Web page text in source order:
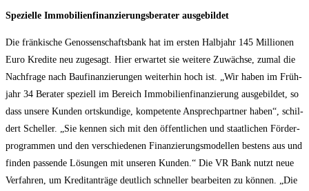
Spe­zi­el­le Immo­bi­li­en­fi­nan­zie­rungs­be­ra­ter ausgebildet
Die frän­ki­sche Genos­sen­schafts­bank hat im ers­ten Halb­jahr 145 Mil­lio­nen
Euro Kre­di­te neu zuge­sagt. Hier erwar­tet sie wei­te­re Zuwäch­se, zumal die
Nach­fra­ge nach Bau­fi­nan­zie­run­gen wei­ter­hin hoch ist. „Wir haben im Früh­
jahr 34 Bera­ter spe­zi­ell im Bereich Immo­bi­li­en­fi­nan­zie­rung aus­ge­bil­det, so
dass unse­re Kun­den orts­kun­di­ge, kom­pe­ten­te Ansprech­part­ner haben“, schil­
dert Schel­ler. „Sie ken­nen sich mit den öffent­li­chen und staat­li­chen För­der­
pro­gram­men und den ver­schie­de­nen Finan­zie­rungs­mo­del­len bes­tens aus und
fin­den pas­sen­de Lösun­gen mit unse­ren Kun­den.“ Die VR Bank nutzt neue
Ver­fah­ren, um Kre­dit­an­trä­ge deut­lich schnel­ler bear­bei­ten zu kön­nen. „Die